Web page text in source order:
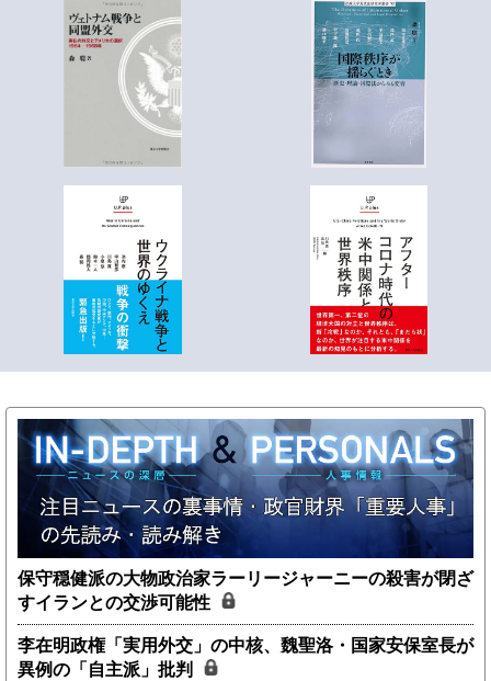
保守穏健派の大物政治家ラーリージャーニーの殺害が閉ざ
すイランとの交渉可能性
李在明政権「実用外交」の中核、魏聖洛・国家安保室長が
異例の「自主派」批判